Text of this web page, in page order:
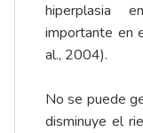
hiperplasia
importante en
al., 2004).
No se puede
disminuye el